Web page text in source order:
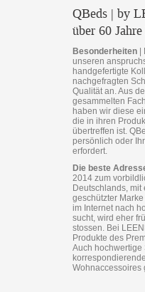
QBeds | by
über 60
Besonderheiten
unseren
handgefertigte
nachgefragten
Qualität an. Aus
gesammelten
haben wir diese
die in ihren
übertreffen ist.
persönlich oder
erfordert.
Die beste
2014 zum
Deutschlands,
geschützter
im Internet nach
sucht, wird eher
stossen. Bei
Produkte des
Auch hochwertige
Wohnaccessoires